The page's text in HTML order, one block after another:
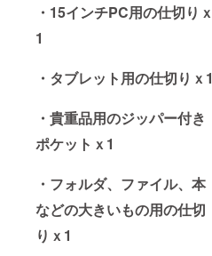
・15インチPC用の仕切りｘ
1
・タブレット用の仕切りｘ1
・貴重品用のジッパー付き
ポケットｘ1
・フォルダ、ファイル、本
などの大きいもの用の仕切
りｘ1